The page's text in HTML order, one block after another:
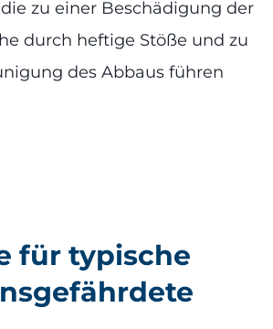
zu einer Beschädigung der
durch heftige Stöße und zu
des Abbaus führen
für typische